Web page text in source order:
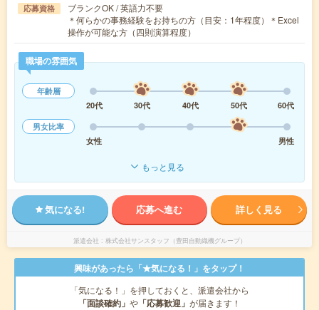
応募資格
ブランクOK / 英語力不要
＊何らかの事務経験をお持ちの方（目安：1年程度）＊Excel
操作が可能な方（四則演算程度）
職場の雰囲気
年齢層
20代
30代 40代 50代
60代
男女比率
女性
男性
もっと見る
気になる! 応募へ進む 詳しく見る
派遣会社 株式会社サンスタッフ（豊田自動織機グループ）
興味があったら「★気になる！」をタップ！
「気になる！」を押しておくと、派遣会社から
「面談確約」 や 「応募歓迎」 が届きます！